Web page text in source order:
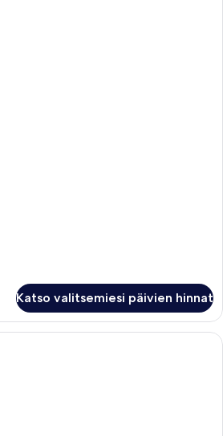
Katso valitsemiesi päivien hinnat